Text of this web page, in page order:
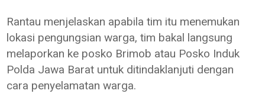
Rantau menjelaskan apabila tim itu menemukan
lokasi pengungsian warga, tim bakal langsung
melaporkan ke posko Brimob atau Posko Induk
Polda Jawa Barat untuk ditindaklanjuti dengan
cara penyelamatan warga.